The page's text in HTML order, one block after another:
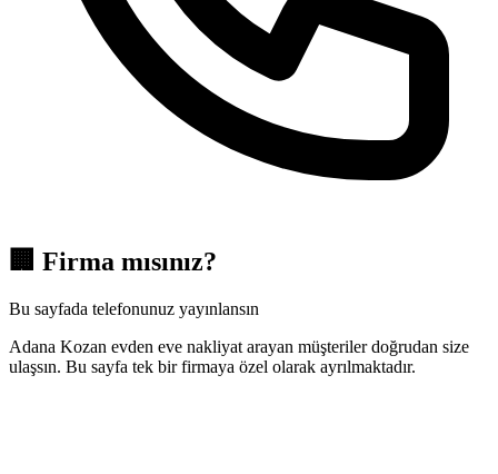
🏢 Firma mısınız?
Bu sayfada telefonunuz yayınlansın
Adana Kozan evden eve nakliyat arayan müşteriler doğrudan size
ulaşsın. Bu sayfa tek bir firmaya özel olarak ayrılmaktadır.